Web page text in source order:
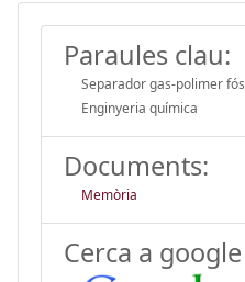
Paraules clau:
Separador gas-polimer fós
Enginyeria química
Documents:
Memòria
Cerca a google